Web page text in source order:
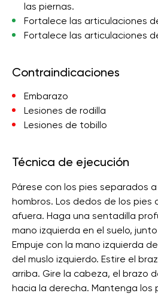
las piernas.
Fortalece las articulaciones
Fortalece las articulaciones
Contraindicaciones
Embarazo
Lesiones de rodilla
Lesiones de tobillo
Técnica de ejecución
Párese con los pies separados
hombros. Los dedos de los pies
afuera. Haga una sentadilla
mano izquierda en el suelo,
Empuje con la mano izquierda
del muslo izquierdo. Estire el
arriba. Gire la cabeza, el brazo
hacia la derecha. Mantenga los